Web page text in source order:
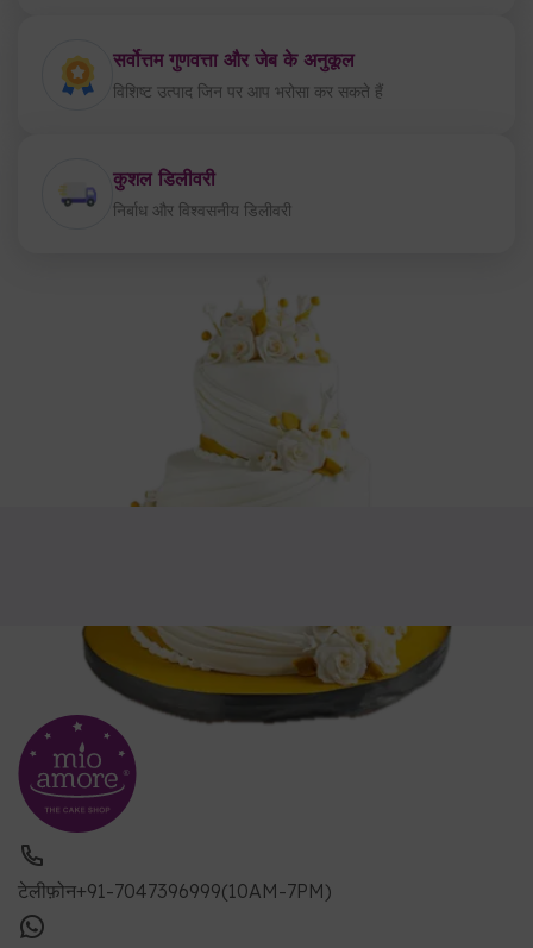
सर्वोत्तम गुणवत्ता और जेब के अनुकूल
विशिष्ट उत्पाद जिन पर आप भरोसा कर सकते हैं
कुशल डिलीवरी
निर्बाध और विश्वसनीय डिलीवरी
टेलीफ़ोन+91-7047396999(10AM-7PM)